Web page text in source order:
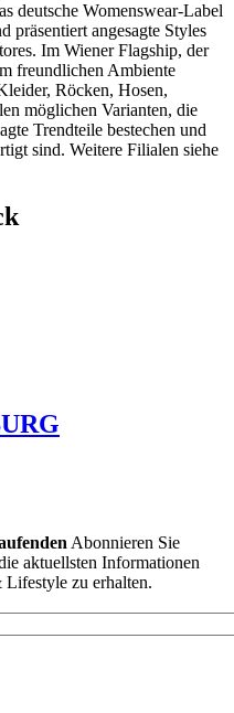
deutsche Womenswear-Label
präsentiert angesagte Styles
Im Wiener Flagship, der
freundlichen Ambiente
Röcken, Hosen,
möglichen Varianten, die
Trendteile bestechen und
sind. Weitere Filialen siehe
Abonnieren Sie
aktuellsten Informationen
zu erhalten.